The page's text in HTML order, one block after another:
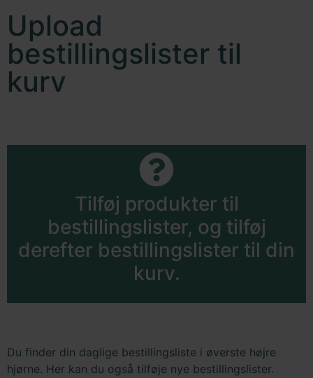
Upload
bestillingslister til
kurv
Tilføj produkter til
bestillingslister, og tilføj
derefter bestillingslister til din
kurv.
Du finder din daglige bestillingsliste i øverste højre
hjørne. Her kan du også tilføje nye bestillingslister.